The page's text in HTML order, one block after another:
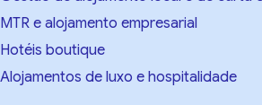
MTR e alojamento empresarial
Hotéis boutique
Alojamentos de luxo e hospitalidade